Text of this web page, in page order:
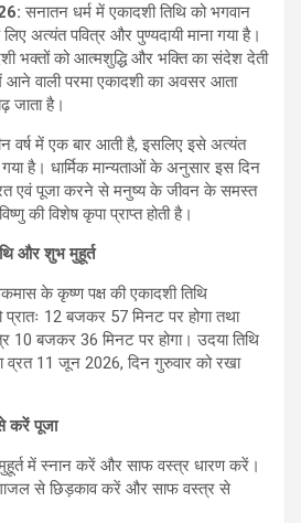
सनातन धर्म में एकादशी तिथि को भगवान
अत्यंत पवित्र और पुण्यदायी माना गया है।
भक्तों को आत्मशुद्धि और भक्ति का संदेश देती
वाली परमा एकादशी का अवसर आता
जाता है।
वर्ष में एक बार आती है, इसलिए इसे अत्यंत
है। धार्मिक मान्यताओं के अनुसार इस दिन
एवं पूजा करने से मनुष्य के जीवन के समस्त
की विशेष कृपा प्राप्त होती है।
और शुभ मुहूर्त
के कृष्ण पक्ष की एकादशी तिथि
12 बजकर 57 मिनट पर होगा तथा
10 बजकर 36 मिनट पर होगा। उदया तिथि
व्रत 11 जून 2026, दिन गुरुवार को रखा
करें पूजा
में स्नान करें और साफ वस्त्र धारण करें।
से छिड़काव करें और साफ वस्त्र से